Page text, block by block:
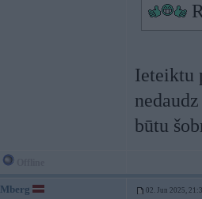
Ieteiktu
būtu
Mberg 02. Jun 2025,